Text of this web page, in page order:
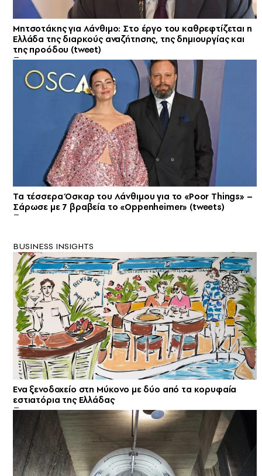
Μητσοτάκης για Λάνθιμο: Στο έργο του καθρεφτίζεται η
Ελλάδα της διαρκούς αναζήτησης, της δημιουργίας και
της προόδου (tweet)
Τα τέσσερα Όσκαρ του Λάνθιμου για το «Poor Things» –
Σάρωσε με 7 βραβεία το «Oppenheimer» (tweets)
BUSINESS INSIGHTS
Ενα ξενοδοχείο στη Μύκονο με δύο από τα κορυφαία
εστιατόρια της Ελλάδας